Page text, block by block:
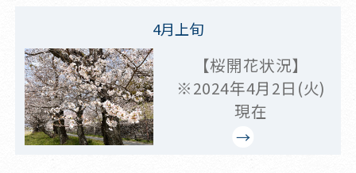
4月上旬
【桜開花状況】
※2024年4月2日(火)
現在